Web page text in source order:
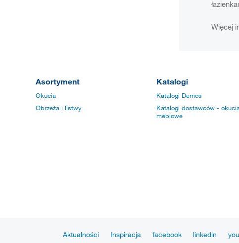
Więcej
Asortyment
Okucia
Obrzeża i listwy
Katalogi
Katalogi Demos
Katalogi dostawców -
meblowe
Aktualności Inspiracja facebook linkedin